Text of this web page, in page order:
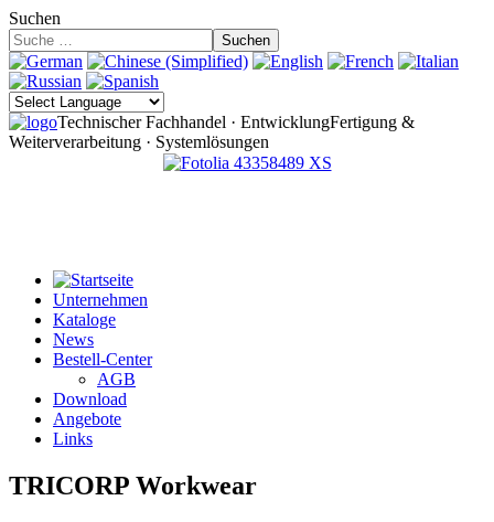
Suchen
Suchen
Technischer Fachhandel · EntwicklungFertigung &
Weiterverarbeitung · Systemlösungen
Unternehmen
Kataloge
News
Bestell-Center
AGB
Download
Angebote
Links
TRICORP Workwear